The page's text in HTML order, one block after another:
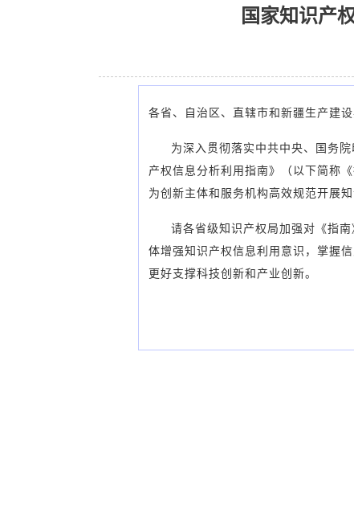
国家知识产
各省、自治区、直辖市和新疆生产建
为深入贯彻落实中共中央、国务
产权信息分析利用指南》（以下简称
为创新主体和服务机构高效规范开展
请各省级知识产权局加强对《指
体增强知识产权信息利用意识，掌握
更好支撑科技创新和产业创新。